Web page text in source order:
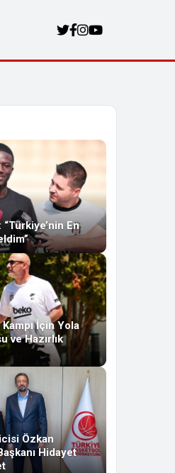
En
İçin Yola
ve Hazırlık
Özkan
Hidayet